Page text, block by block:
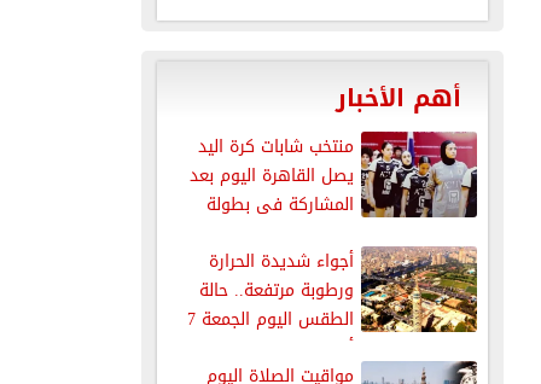
أهم الأخبار
منتخب شابات كرة اليد
يصل القاهرة اليوم بعد
المشاركة فى بطولة
أجواء شديدة الحرارة
ورطوبة مرتفعة.. حالة
الطقس اليوم الجمعة 7
أغسطس 2026
مواقيت الصلاة اليوم